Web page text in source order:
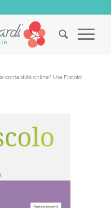
contabilità online? Usa Fiscolo!